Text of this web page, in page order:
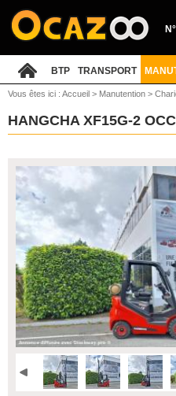
BTP TRANSPORT
Vous êtes ici : Accueil > Manutention >
HANGCHA XF15G-2